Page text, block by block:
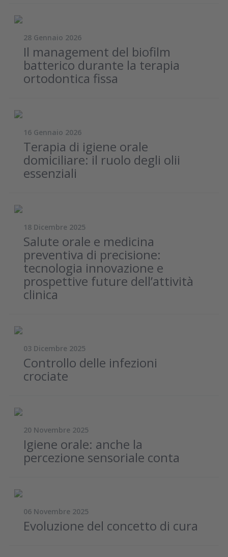
28 Gennaio 2026
Il management del biofilm
batterico durante la terapia
ortodontica fissa
16 Gennaio 2026
Terapia di igiene orale
domiciliare: il ruolo degli olii
essenziali
18 Dicembre 2025
Salute orale e medicina
preventiva di precisione:
tecnologia innovazione e
prospettive future dell’attività
clinica
03 Dicembre 2025
Controllo delle infezioni
crociate
20 Novembre 2025
Igiene orale: anche la
percezione sensoriale conta
06 Novembre 2025
Evoluzione del concetto di cura